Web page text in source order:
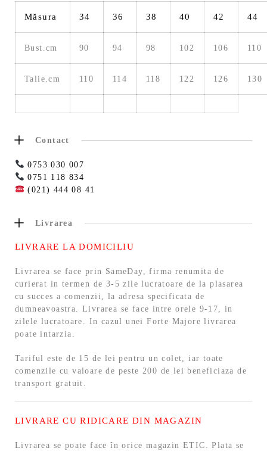
Măsura 34 36 38 40 42 44
Bust.cm 90 94 98 102 106 110
Talie.cm 110 114 118 122 126 130
Contact
0753 030 007
0751 118 834
(021) 444 08 41
Livrarea
LIVRARE LA DOMICILIU
Livrarea se face prin SameDay, firma renumita de
curierat in termen de 3-5 zile lucratoare de la plasarea
cu succes a comenzii, la adresa specificata de
dumneavoastra. Livrarea se face intre orele 9-17, in
zilele lucratoare. In cazul unei Forte Majore livrarea
poate intarzia.
Tariful este de 15 de lei pentru un colet, iar toate
comenzile cu valoare de peste 200 de lei beneficiaza de
transport gratuit.
LIVRARE CU RIDICARE DIN MAGAZIN
Livrarea se poate face în orice magazin ETIC. Plata se